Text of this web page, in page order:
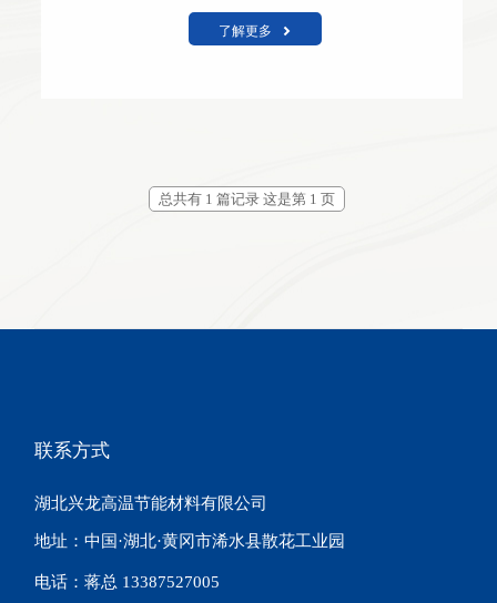
了解更多
总共有 1 篇记录 这是第 1 页
联系方式
湖北兴龙高温节能材料有限公司
地址：中国·湖北·黄冈市浠水县散花工业园
电话：蒋总 13387527005